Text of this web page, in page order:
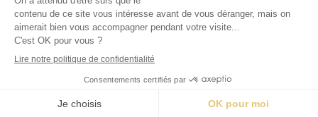
Article L3342-1 du Code de la santé publique : la vente
d'alcool aux mineurs de moins de 18 ans est interdite.
Jour
Vérifier mon âge